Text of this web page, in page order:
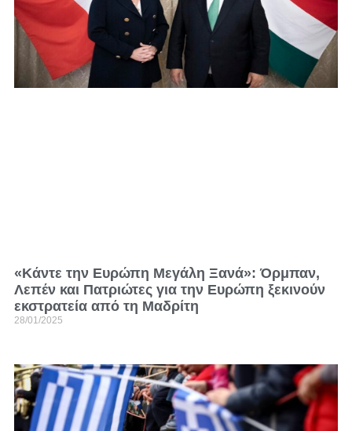
«Κάντε την Ευρώπη Μεγάλη Ξανά»: Όρμπαν,
Λεπέν και Πατριώτες για την Ευρώπη ξεκινούν
εκστρατεία από τη Μαδρίτη
28/01/2025